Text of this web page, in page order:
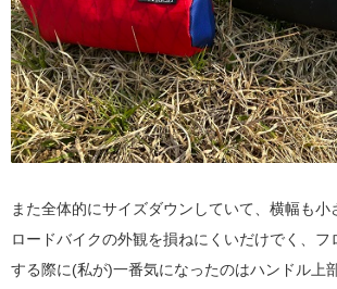
また全体的にサイズダウンしていて、横幅も小
ロードバイクの外観を損ねにくいだけでく、フ
する際に(私が)一番気になったのはハンドル上